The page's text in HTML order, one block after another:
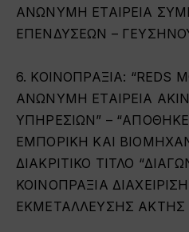
ΑΝΩΝΥΜΗ ΕΤΑΙΡΕΙΑ
ΕΠΕΝΔΥΣΕΩΝ –
6. ΚΟΙΝΟΠΡΑΞΙΑ:
ΑΝΩΝΥΜΗ ΕΤΑΙΡΕΙΑ
ΥΠΗΡΕΣΙΩΝ” –
ΕΜΠΟΡΙΚΗ ΚΑΙ
ΔΙΑΚΡΙΤΙΚΟ ΤΙΤΛΟ
ΚΟΙΝΟΠΡΑΞΙΑ
ΕΚΜΕΤΑΛΛΕΥΣΗΣ ΑΚΤΗΣ